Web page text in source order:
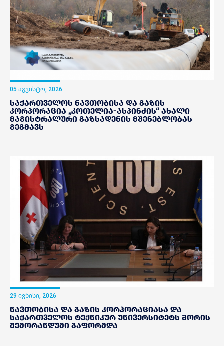
05 აგვისტო, 2026
საქართველოს ნავთობისა და გაზის
კორპორაცია „კოთელია-ასპინძის“ ახალი
მაგისტრალური გაზსადენის მშენებლობას
გეგმავს
29 ივნისი, 2026
ნავთობისა და გაზის კორპორაციასა და
საქართველოს ტექნიკურ უნივერსიტეტს შორის
მემორანდუმი გაფორმდა